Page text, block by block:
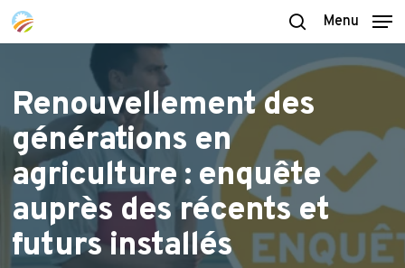
Skip
search
Menu
Renouvellement des
générations en
agriculture : enquête
auprès des récents et
futurs installés